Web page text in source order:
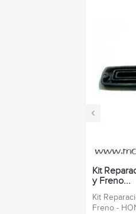
‹
Kit
y Freno...
Kit
Freno -